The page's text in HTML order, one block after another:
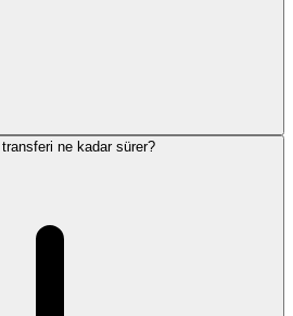
transferi ne kadar sürer?